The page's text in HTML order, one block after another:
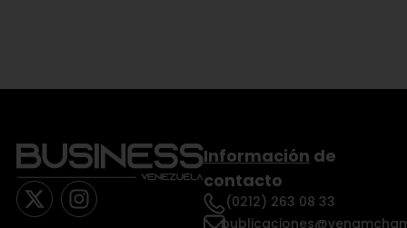
Información de
contacto
(0212) 263 08 33